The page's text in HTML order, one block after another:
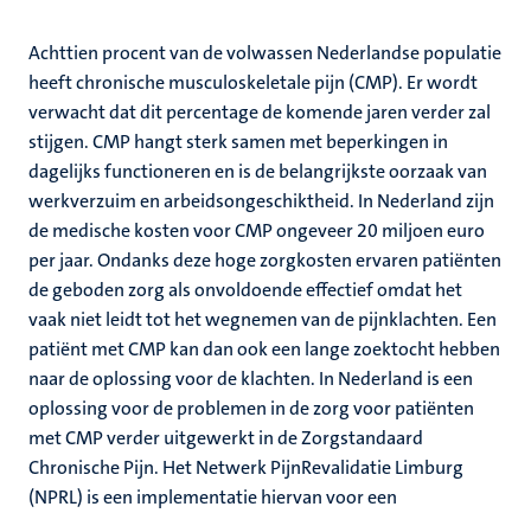
Achttien procent van de volwassen Nederlandse populatie
heeft chronische musculoskeletale pijn (CMP). Er wordt
verwacht dat dit percentage de komende jaren verder zal
stijgen. CMP hangt sterk samen met beperkingen in
dagelijks functioneren en is de belangrijkste oorzaak van
werkverzuim en arbeidsongeschiktheid. In Nederland zijn
de medische kosten voor CMP ongeveer 20 miljoen euro
per jaar. Ondanks deze hoge zorgkosten ervaren patiënten
de geboden zorg als onvoldoende effectief omdat het
vaak niet leidt tot het wegnemen van de pijnklachten. Een
patiënt met CMP kan dan ook een lange zoektocht hebben
naar de oplossing voor de klachten. In Nederland is een
oplossing voor de problemen in de zorg voor patiënten
met CMP verder uitgewerkt in de Zorgstandaard
Chronische Pijn. Het Netwerk PijnRevalidatie Limburg
(NPRL) is een implementatie hiervan voor een